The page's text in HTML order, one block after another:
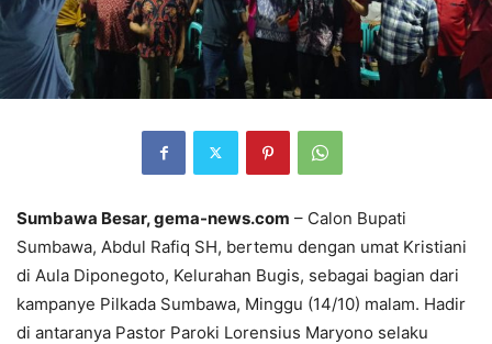
Sumbawa Besar, gema-news.com – Calon Bupati
Sumbawa, Abdul Rafiq SH, bertemu dengan umat Kristiani
di Aula Diponegoto, Kelurahan Bugis, sebagai bagian dari
kampanye Pilkada Sumbawa, Minggu (14/10) malam. Hadir
di antaranya Pastor Paroki Lorensius Maryono selaku